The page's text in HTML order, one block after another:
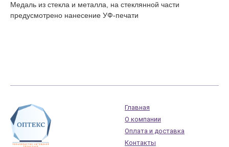
Медаль из стекла и металла, на стеклянной части
предусмотрено нанесение УФ-печати
Главная
О компании
Оплата и доставка
Контакты